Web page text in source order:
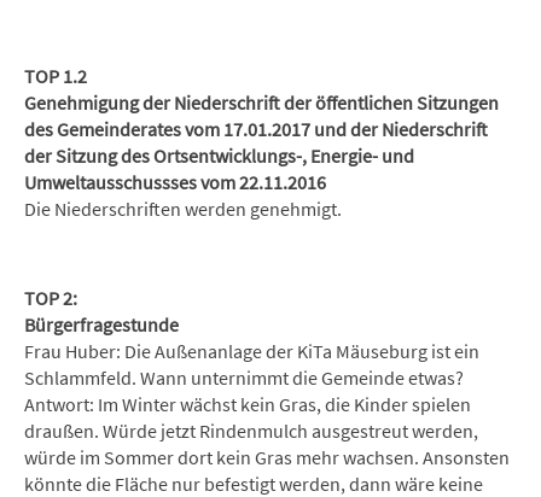
TOP 1.2
Genehmigung der Niederschrift der öffentlichen Sitzungen
des Gemeinderates vom 17.01.2017 und der Niederschrift
der Sitzung des Ortsentwicklungs-, Energie- und
Umweltausschussses vom 22.11.2016
Die Niederschriften werden genehmigt.
TOP 2:
Bürgerfragestunde
Frau Huber: Die Außenanlage der KiTa Mäuseburg ist ein
Schlammfeld. Wann unternimmt die Gemeinde etwas?
Antwort: Im Winter wächst kein Gras, die Kinder spielen
draußen. Würde jetzt Rindenmulch ausgestreut werden,
würde im Sommer dort kein Gras mehr wachsen. Ansonsten
könnte die Fläche nur befestigt werden, dann wäre keine